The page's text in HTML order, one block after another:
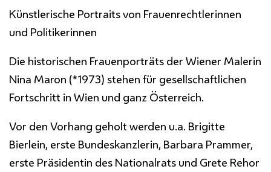
Künstlerische Portraits von Frauenrechtlerinnen
und Politikerinnen
Die historischen Frauenporträts der Wiener Malerin
Nina Maron (*1973) stehen für gesellschaftlichen
Fortschritt in Wien und ganz Österreich.
Vor den Vorhang geholt werden u.a. Brigitte
Bierlein, erste Bundeskanzlerin, Barbara Prammer,
erste Präsidentin des Nationalrats und Grete Rehor